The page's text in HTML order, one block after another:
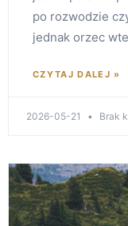
po rozwodzie
jednak orzec
CZYTAJ DALEJ »
2026-05-21 Brak